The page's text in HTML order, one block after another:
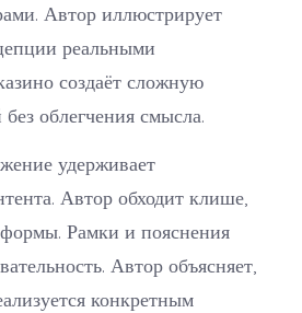
Автор иллюстрирует
реальными
создаёт сложную
облегчения смысла.
удерживает
Автор обходит клише,
Рамки и пояснения
Автор объясняет,
конкретным